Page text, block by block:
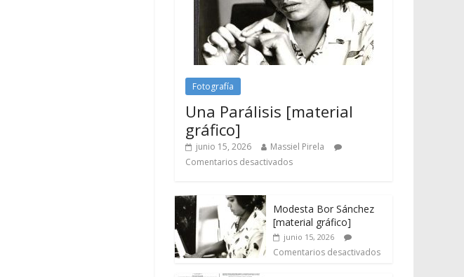
Fotografía
Una Parálisis [material
gráfico]
junio 15, 2026
Massiel Pirela
Comentarios desactivados
Modesta Bor Sánchez
[material gráfico]
junio 15, 2026
Comentarios desactivados